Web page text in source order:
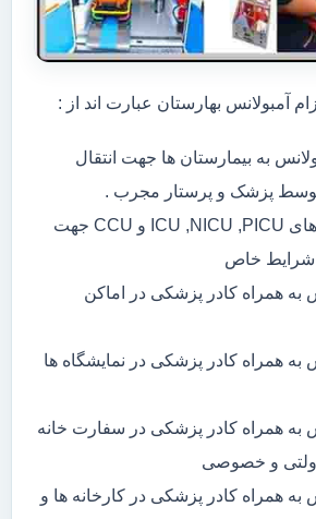
آمبولانس بهارستان عبارت اند از :
به بیمارستان ها جهت انتقال
توسط پزشک و پرستار مجرب .
اعزام آمبولانس های ICU ,NICU ,PICU و CCU جهت
شرایط خاص
به همراه کادر پزشکی در اماکن
به همراه کادر پزشکی در نمایشگاه ها
به همراه کادر پزشکی در سفارت خانه
و خصوصی
به همراه کادر پزشکی در کارخانه ها و